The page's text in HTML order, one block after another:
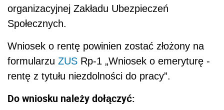
organizacyjnej Zakładu Ubezpieczeń
Społecznych.
Wniosek o rentę powinien zostać złożony na
formularzu ZUS Rp-1 „Wniosek o emeryturę -
rentę z tytułu niezdolności do pracy”.
Do wniosku należy dołączyć: